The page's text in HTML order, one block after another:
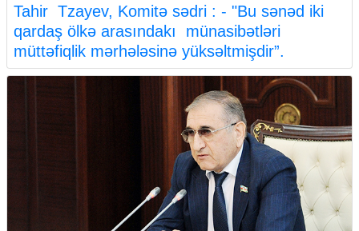
Tahir Tzayev, Komitə sədri : - "Bu sənəd iki
qardaş ölkə arasındakı münasibətləri
müttəfiqlik mərhələsinə yüksəltmişdir”.